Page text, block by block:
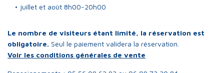
Patrimoine mondial
400 ans d'Histoire
Horaires et réservation
juillet et août 8h00-20h00
Le nombre de visiteurs étant limité, la réservation est
obligatoire. Seul le paiement validera la réservation.
Voir les conditions générales de vente